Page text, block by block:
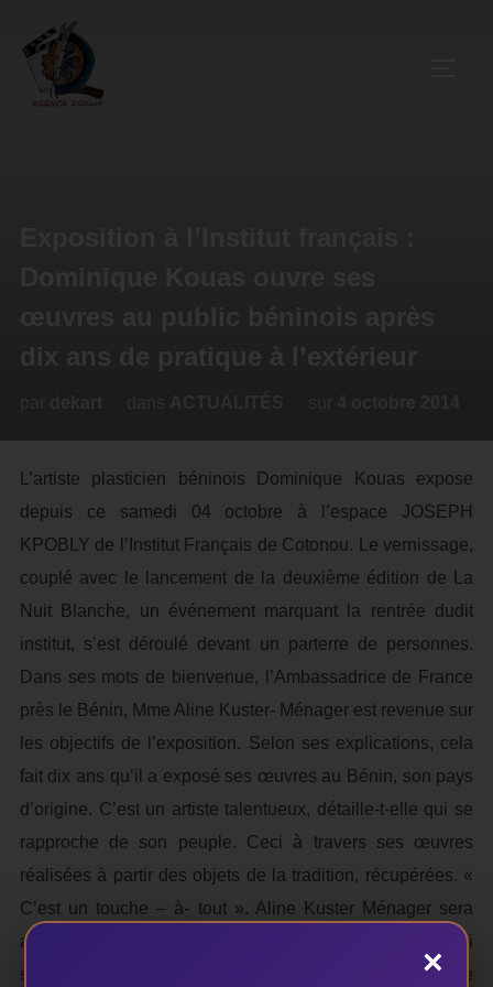
L’artiste plasticien béninois Dominique Kouas expose
depuis ce samedi 04 octobre à l’espace JOSEPH
KPOBLY de l’Institut Français de Cotonou. Le vernissage,
couplé avec le lancement de la deuxième édition de La
Nuit Blanche, un événement marquant la rentrée dudit
institut, s’est déroulé devant un parterre de personnes.
Dans ses mots de bienvenue, l’Ambassadrice de France
près le Bénin, Mme Aline Kuster- Ménager est revenue sur
les objectifs de l’exposition. Selon ses explications, cela
fait dix ans qu’il a exposé ses œuvres au Bénin, son pays
d’origine. C’est un artiste talentueux, détaille-t-elle qui se
rapproche de son peuple. Ceci à travers ses œuvres
réalisées à partir des objets de la tradition, récupérées. «
C’est un touche – à- tout ». Aline Kuster Ménager sera
appuyée par Tola Koukouï, un ami du plasticien. Celui- ci
s’est exprimé en ces termes : « Je ne parlerai que de
×